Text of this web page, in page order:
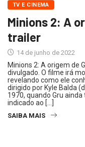
TV E CINEMA
Minions 2: A
trailer
14 de junho de 2022
Minions 2: A origem de
divulgado. O filme irá
revelando como ele
dirigido por Kyle Balda
1970, quando Gru
indicado ao […]
SAIBA MAIS